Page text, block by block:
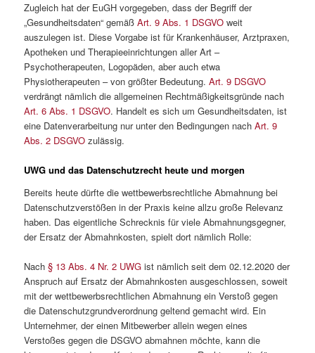
Zugleich hat der EuGH vorgegeben, dass der Begriff der
„Gesundheitsdaten“ gemäßArt. 9 Abs. 1 DSGVO weit
auszulegen ist. Diese Vorgabe ist für Krankenhäuser, Arztpraxen,
Apotheken und Therapieeinrichtungen aller Art –
Psychotherapeuten, Logopäden, aber auch etwa
Physiotherapeuten – von größter Bedeutung.Art. 9 DSGVO
verdrängt nämlich die allgemeinen Rechtmäßigkeitsgründe nach
Art. 6 Abs. 1 DSGVO. Handelt es sich um Gesundheitsdaten, ist
eine Datenverarbeitung nur unter den Bedingungen nachArt. 9
Abs. 2 DSGVO zulässig.
UWG und das Datenschutzrecht heute und morgen
Bereits heute dürfte die wettbewerbsrechtliche Abmahnung bei
Datenschutzverstößen in der Praxis keine allzu große Relevanz
haben. Das eigentliche Schrecknis für viele Abmahnungsgegner,
der Ersatz der Abmahnkosten, spielt dort nämlich Rolle:
Nach§ 13 Abs. 4 Nr. 2 UWG ist nämlich seit dem 02.12.2020 der
Anspruch auf Ersatz der Abmahnkosten ausgeschlossen, soweit
mit der wettbewerbsrechtlichen Abmahnung ein Verstoß gegen
die Datenschutzgrundverordnung geltend gemacht wird. Ein
Unternehmer, der einen Mitbewerber allein wegen eines
Verstoßes gegen die DSGVO abmahnen möchte, kann die